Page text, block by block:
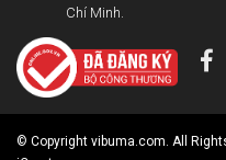
Chí Minh.
© Copyright vibuma.com. All